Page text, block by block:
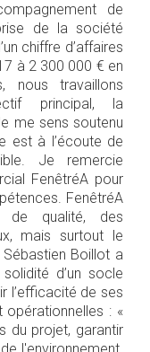
de
de la société
chiffre d’affaires
à 2 300 000 € en
nous travaillons
principal, la
me sens soutenu
est à l’écoute de
Je remercie
FenêtréA pour
FenêtréA
de qualité, des
mais surtout le
Boillot a
d’un socle
l’efficacité de ses
opérationnelles : «
du projet, garantir